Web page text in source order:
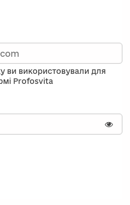
ви використовували для
Profosvita